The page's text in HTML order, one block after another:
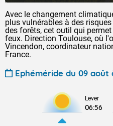
Avec le changement
plus vulnérables à des
des forêts, cet outil qui
feux. Direction Toulouse, où
Vincendon, coordinateur
France.
Ephéméride du 09 août
Lever
06:56